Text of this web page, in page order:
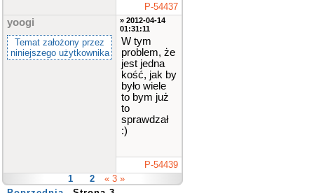
P-54437
yoogi
Temat założony przez
niniejszego użytkownika
» 2012-04-14
01:31:11
W tym
problem, że
jest jedna
kość, jak by
było wiele
to bym już
to
sprawdzał
:)
P-54439
1
2
« 3 »